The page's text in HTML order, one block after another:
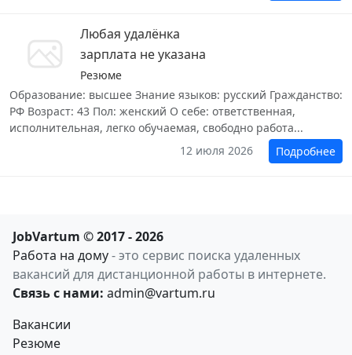
Любая удалёнка
зарплата не указана
Резюме
Образование: высшее Знание языков: русский Гражданство:
РФ Возраст: 43 Пол: женский О себе: ответственная,
исполнительная, легко обучаемая, свободно работа...
12 июля 2026
Подробнее
JobVartum © 2017 - 2026
Работа на дому- это сервис поиска удаленных
вакансий для дистанционной работы в интернете.
Связь с нами: admin@vartum.ru
Вакансии
Резюме